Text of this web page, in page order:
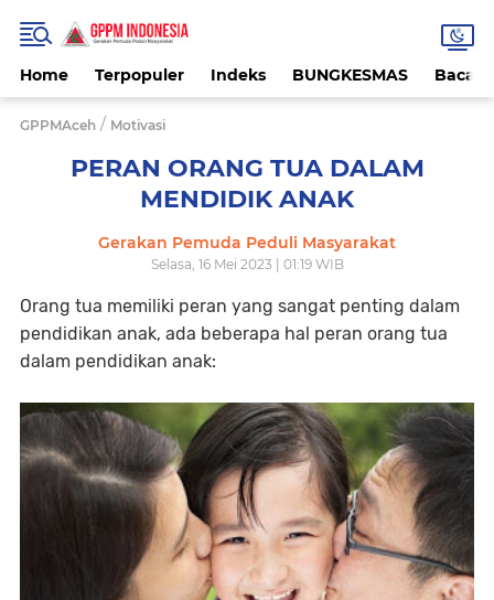
Home Terpopuler Indeks BUNGKESMAS
GPPMAceh / Motivasi
PERAN ORANG TUA DALAM
MENDIDIK ANAK
Gerakan Pemuda Peduli Masyarakat
Selasa, 16 Mei 2023 | 01:19 WIB
Orang tua memiliki peran yang sangat penting dalam
pendidikan anak, ada beberapa hal peran orang tua
dalam pendidikan anak: